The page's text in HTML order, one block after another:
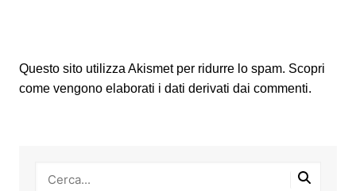
Questo sito utilizza Akismet per ridurre lo spam. Scopri
come vengono elaborati i dati derivati dai commenti.